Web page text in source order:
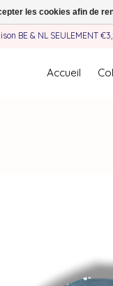
BE & NL SEULEMENT
Accueil
les cookies afin de